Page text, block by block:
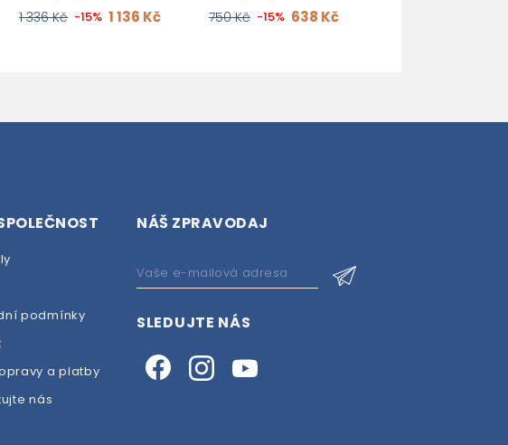
1 336 Kč -15% 1 136 Kč 750 Kč -15% 638 Kč
podmínky
a platby
nás
NÁŠ ZPRAVODAJ
SLEDUJTE NÁS